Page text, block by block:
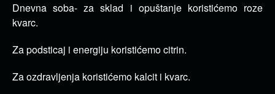
Dnevna soba- za sklad i opuštanje koristićemo roze
kvarc.
Za podsticaj i energiju koristićemo citrin.
Za ozdravljenja koristićemo kalcit i kvarc.